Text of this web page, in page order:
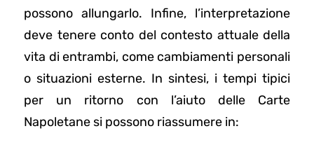
possono allungarlo. Infine, l’interpretazione
deve tenere conto del contesto attuale della
vita di entrambi, come cambiamenti personali
o situazioni esterne. In sintesi, i tempi tipici
per un ritorno con l’aiuto delle Carte
Napoletane si possono riassumere in: